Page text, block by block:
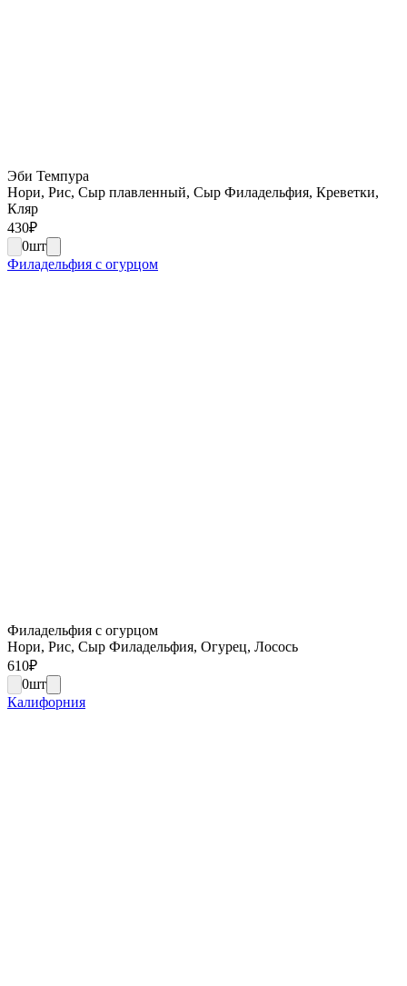
Эби Темпура
Нори, Рис, Сыр плавленный, Сыр Филадельфия, Креветки,
Кляр
430₽
0шт
Филадельфия с огурцом
Филадельфия с огурцом
Нори, Рис, Сыр Филадельфия, Огурец, Лосось
610₽
0шт
Калифорния